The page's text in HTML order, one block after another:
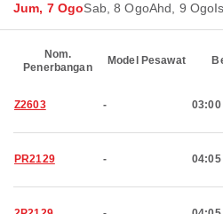
Jum, 7 OgoSab, 8 OgoAhd, 9 Ogo
Nom.
Penerbangan
Model Pesawat
Z2603 - 03:00
PR2129 - 04:05